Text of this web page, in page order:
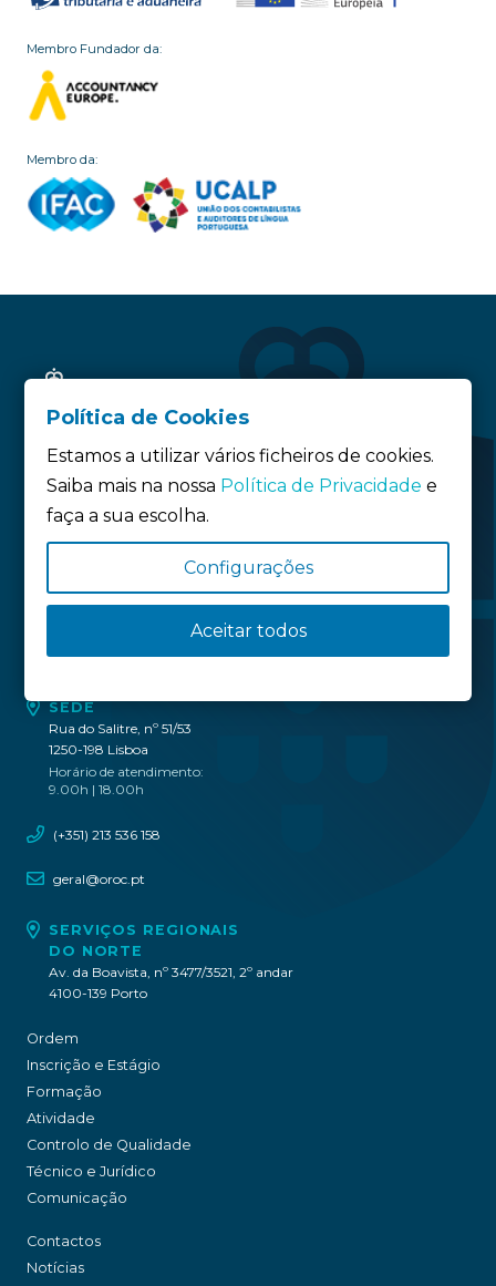
Membro Fundador da:
Membro da:
Política de privacidade
SEDE
Rua do Salitre, nº 51/53
1250-198 Lisboa
Horário de atendimento:
9.00h | 18.00h
(+351) 213 536 158
geral@oroc.pt
SERVIÇOS REGIONAIS
DO NORTE
Av. da Boavista, nº 3477/3521, 2º andar
4100-139 Porto
Ordem
Inscrição e Estágio
Formação
Atividade
Controlo de Qualidade
Técnico e Jurídico
Comunicação
Contactos
Notícias
Política de Cookies
Estamos a utilizar vários ficheiros de cookies.
Saiba mais na nossa Política de Privacidade e
faça a sua escolha.
Configurações
Aceitar todos